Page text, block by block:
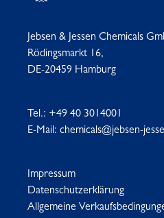
Jebsen & Jessen Chemicals
Rödingsmarkt 16,
DE-20459 Hamburg
Tel.: +49 40 3014001
E-Mail: chemicals@jebsen-
Impressum
Datenschutzerklärung
Allgemeine